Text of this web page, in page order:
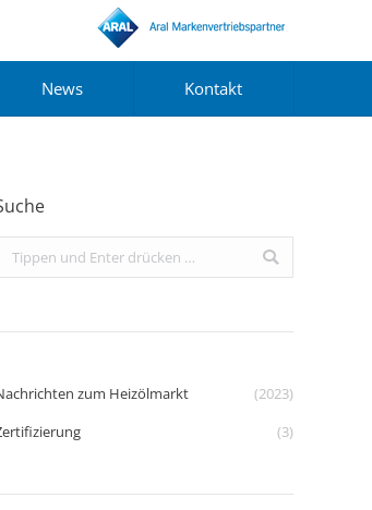
News Kontakt
Search:
zum Heizölmarkt
(2023)
(3)